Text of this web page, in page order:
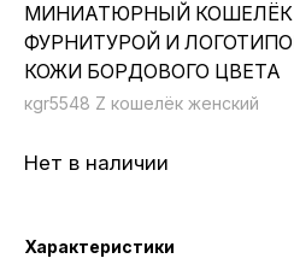
МИНИАТЮРНЫЙ КОШЕЛЁК
ФУРНИТУРОЙ И ЛОГОТИПОМ
КОЖИ БОРДОВОГО ЦВЕТА
кgr5548 Z кошелёк женский
Нет в наличии
Характеристики